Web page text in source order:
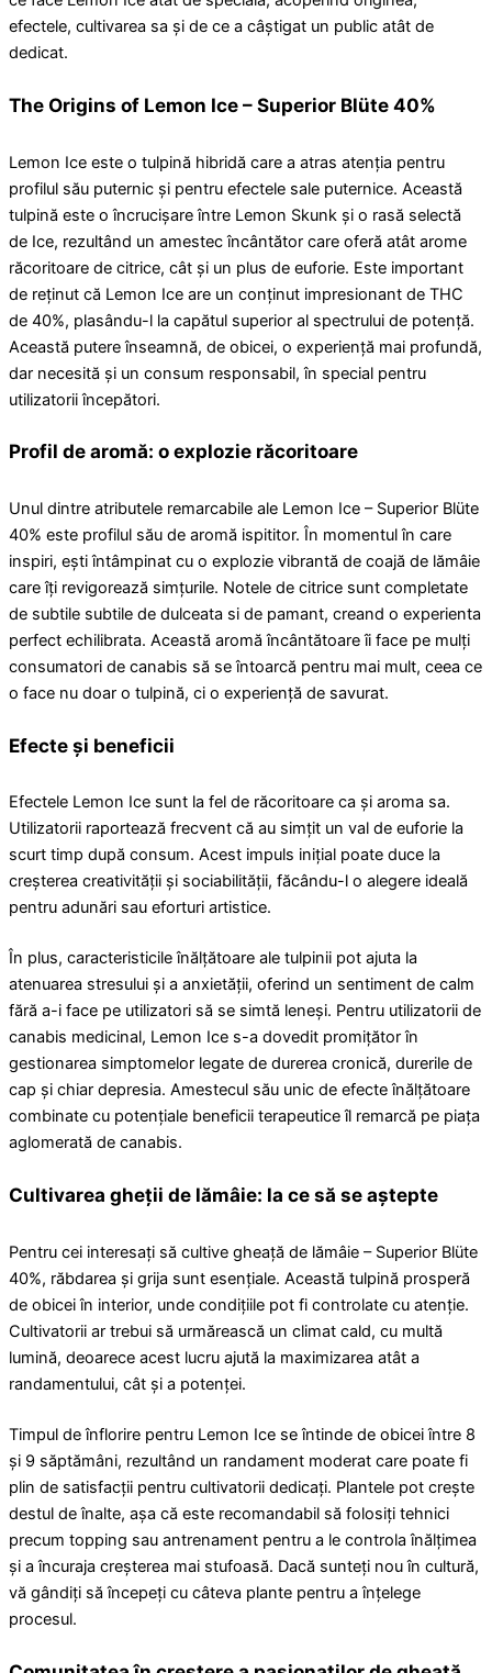
efectele, cultivarea sa și de ce a câștigat un public atât de
dedicat.
The Origins of Lemon Ice – Superior Blüte 40%
Lemon Ice este o tulpină hibridă care a atras atenția pentru
profilul său puternic și pentru efectele sale puternice. Această
tulpină este o încrucișare între Lemon Skunk și o rasă selectă
de Ice, rezultând un amestec încântător care oferă atât arome
răcoritoare de citrice, cât și un plus de euforie. Este important
de reținut că Lemon Ice are un conținut impresionant de THC
de 40%, plasându-l la capătul superior al spectrului de potență.
Această putere înseamnă, de obicei, o experiență mai profundă,
dar necesită și un consum responsabil, în special pentru
utilizatorii începători.
Profil de aromă: o explozie răcoritoare
Unul dintre atributele remarcabile ale Lemon Ice – Superior Blüte
40% este profilul său de aromă ispititor. În momentul în care
inspiri, ești întâmpinat cu o explozie vibrantă de coajă de lămâie
care îți revigorează simțurile. Notele de citrice sunt completate
de subtile subtile de dulceata si de pamant, creand o experienta
perfect echilibrata. Această aromă încântătoare îi face pe mulți
consumatori de canabis să se întoarcă pentru mai mult, ceea ce
o face nu doar o tulpină, ci o experiență de savurat.
Efecte și beneficii
Efectele Lemon Ice sunt la fel de răcoritoare ca și aroma sa.
Utilizatorii raportează frecvent că au simțit un val de euforie la
scurt timp după consum. Acest impuls inițial poate duce la
creșterea creativității și sociabilității, făcându-l o alegere ideală
pentru adunări sau eforturi artistice.
În plus, caracteristicile înălțătoare ale tulpinii pot ajuta la
atenuarea stresului și a anxietății, oferind un sentiment de calm
fără a-i face pe utilizatori să se simtă leneși. Pentru utilizatorii de
canabis medicinal, Lemon Ice s-a dovedit promițător în
gestionarea simptomelor legate de durerea cronică, durerile de
cap și chiar depresia. Amestecul său unic de efecte înălțătoare
combinate cu potențiale beneficii terapeutice îl remarcă pe piața
aglomerată de canabis.
Cultivarea gheții de lămâie: la ce să se aștepte
Pentru cei interesați să cultive gheață de lămâie – Superior Blüte
40%, răbdarea și grija sunt esențiale. Această tulpină prosperă
de obicei în interior, unde condițiile pot fi controlate cu atenție.
Cultivatorii ar trebui să urmărească un climat cald, cu multă
lumină, deoarece acest lucru ajută la maximizarea atât a
randamentului, cât și a potenței.
Timpul de înflorire pentru Lemon Ice se întinde de obicei între 8
și 9 săptămâni, rezultând un randament moderat care poate fi
plin de satisfacții pentru cultivatorii dedicați. Plantele pot crește
destul de înalte, așa că este recomandabil să folosiți tehnici
precum topping sau antrenament pentru a le controla înălțimea
și a încuraja creșterea mai stufoasă. Dacă sunteți nou în cultură,
vă gândiți să începeți cu câteva plante pentru a înțelege
procesul.